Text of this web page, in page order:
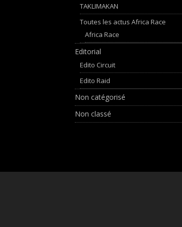
TAKLIMAKAN
Toutes les actus Africa Race
Africa Race
Editorial
Edito Circuit
Edito Raid
Non catégorisé
Non classé